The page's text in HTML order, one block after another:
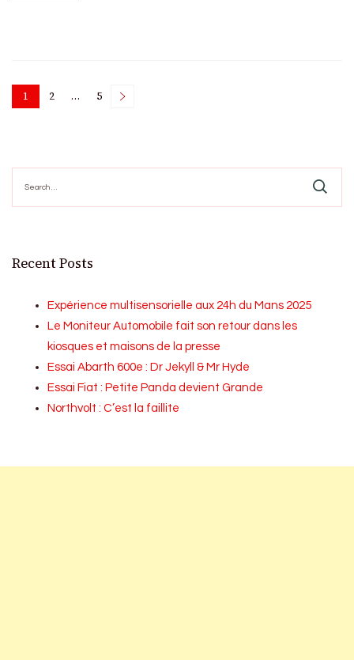
Posts
Page
1 Page
2 … Page
5
for:
Recent Posts
Expérience multisensorielle aux 24h du Mans 2025
Le Moniteur Automobile fait son retour dans les
kiosques et maisons de la presse
Essai Abarth 600e : Dr Jekyll & Mr Hyde
Essai Fiat : Petite Panda devient Grande
Northvolt : C’est la faillite